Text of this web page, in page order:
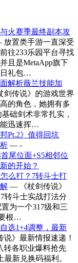
火赛季最终副本攻
置类手游一直深受
往233乐园平台寻找
且是MetaApp旗下
日礼包…
解析薇兰技能加
传说》的游戏世界
的角色，她拥有多
础剑术非常扎实，
能迅速挥…
Pt.2》值得回坑
— -
尾位面+S5相邻位
的开始？
么打？7转斗士打
— 《杖剑传说》
转斗士实战打法分
为一个317级和三
根…
选1+4调整，最新
》最新情报速递！
转各职业爆料抢先
新兑换码福利。